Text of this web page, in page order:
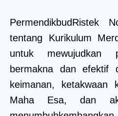
PermendikbudRistek
tentang Kurikulum
untuk mewujudkan
bermakna dan efektif
keimanan, ketakwaan
Maha Esa, dan